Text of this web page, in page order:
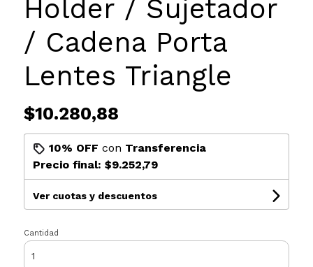
Holder / Sujetador
/ Cadena Porta
Lentes Triangle
$10.280,88
10% OFF con Transferencia
Precio final: $9.252,79
Ver cuotas y descuentos
Cantidad